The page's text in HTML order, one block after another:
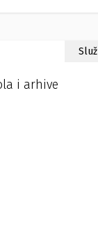
i arhive